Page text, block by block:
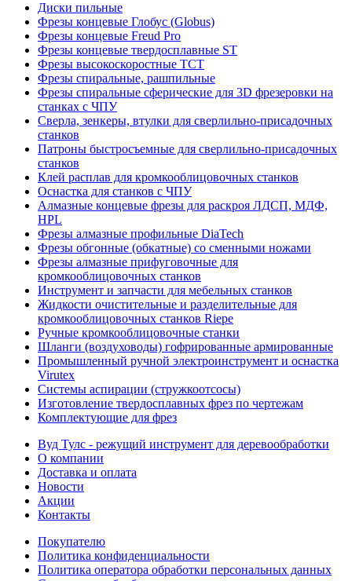
Диски пильные
Фрезы концевые Глобус (Globus)
Фрезы концевые Freud Pro
Фрезы концевые твердосплавные ST
Фрезы высокоскоростные ТСТ
Фрезы спиральные, рашпильные
Фрезы спиральные сферические для 3D фрезеровки на
станках с ЧПУ
Сверла, зенкеры, втулки для сверлильно-присадочных
станков
Патроны быстросъемные для сверлильно-присадочных
станков
Клей расплав для кромкооблицовочных станков
Оснастка для станков с ЧПУ
Алмазные концевые фрезы для раскроя ЛДСП, МДФ,
HPL
Фрезы алмазные профильные DiaTech
Фрезы обгонные (обкатные) со сменными ножами
Фрезы алмазные прифуговочные для
кромкооблицовочных станков
Инструмент и запчасти для мебельных станков
Жидкости очистительные и разделительные для
кромкооблицовочных станков Riepe
Ручные кромкооблицовочные станки
Шланги (воздуховоды) гофрированные армированные
Промышленный ручной электроинструмент и оснастка
Virutex
Системы аспирации (стружкоотсосы)
Изготовление твердосплавных фрез по чертежам
Комплектующие для фрез
Вуд Тулс - режущий инструмент для деревообработки
О компании
Доставка и оплата
Новости
Акции
Контакты
Покупателю
Политика конфиденциальности
Политика оператора обработки персональных данных